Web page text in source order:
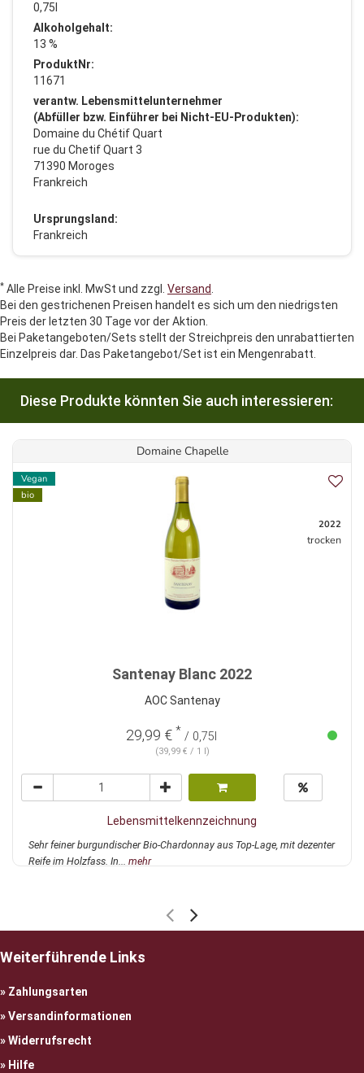
0,75l
Alkoholgehalt:
13 %
ProduktNr:
11671
verantw. Lebensmittelunternehmer
(Abfüller bzw. Einführer bei Nicht-EU-Produkten):
Domaine du Chétif Quart
rue du Chetif Quart 3
71390 Moroges
Frankreich
Ursprungsland:
Frankreich
* Alle Preise inkl. MwSt und zzgl. Versand
Bei den gestrichenen Preisen handelt es sich um den niedrigsten
Preis der letzten 30 Tage vor der Aktion.
Bei Paketangeboten/Sets stellt der Streichpreis den unrabattierten
Einzelpreis dar. Das Paketangebot/Set ist ein Mengenrabatt.
Diese Produkte könnten Sie auch interessieren:
Domaine Chapelle
Vegan
bio
2022
trocken
Santenay Blanc 2022
AOC Santenay
29,99 € * / 0,75l
(39,99 € / 1 l)
Lebensmittelkennzeichnung
Sehr feiner burgundischer Bio-Chardonnay aus Top-Lage, mit dezenter
Reife im Holzfass. In... mehr
Weiterführende Links
Zahlungsarten
Versandinformationen
Widerrufsrecht
Hilfe